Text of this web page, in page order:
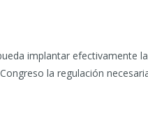
implantar efectivamente
la regulación